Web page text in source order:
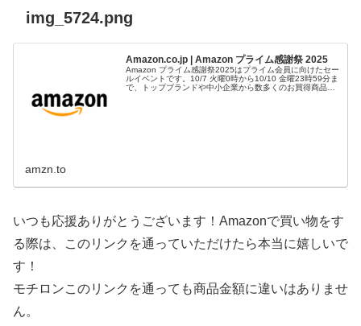
img_5724.png
Amazon.co.jp | Amazon プライム感謝祭 2025
Amazon プライム感謝祭2025はプライム会員に向けたセー
ルイベントです。10/7 火曜0時から10/10 金曜23時59分ま
で、トップブランドや中小企業から数多くのお買得商品が
amzn.to
いつも応援ありがとうございます！Amazonで買い物をす
る際は、このリンクを通っていただけたら本当に嬉しいで
す！
モチロンこのリンクを通っても商品金額に違いはありませ
ん。